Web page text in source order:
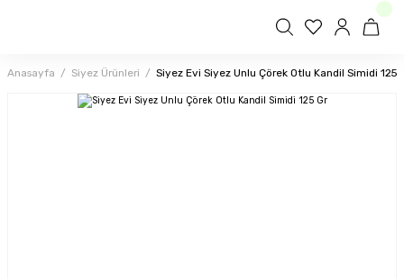
Anasayfa Siyez Ürünleri Siyez Evi Siyez Unlu Çörek Otlu Kandil Simidi 125